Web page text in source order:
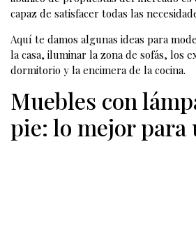
capaz de satisfacer todas las
Aquí te damos algunas ideas para
la casa, iluminar la zona de sofás, los
dormitorio y la encimera de la cocina.
Muebles con
pie: lo mejor para